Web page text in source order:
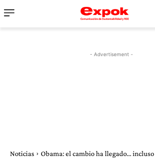
- Advertisement -
Noticias Obama: el cambio ha llegado...